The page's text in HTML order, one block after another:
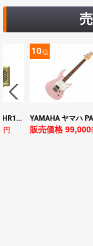
ヤマハ YAMAHA THR10II 小型ギターアンプ
円
10位
販売価格 99,000